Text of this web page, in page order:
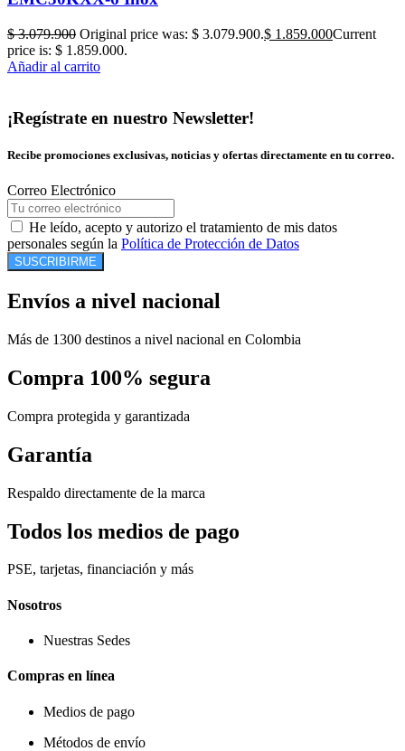
$3.079.900 Original price was: $ 3.079.900.$ 1.859.000Current
price is: $ 1.859.000.
Añadir al carrito
¡Regístrate en nuestro Newsletter!
Recibe promociones exclusivas, noticias y ofertas directamente en tu correo.
Correo Electrónico
He leído, acepto y autorizo el tratamiento de mis datos
personales según la Política de Protección de Datos
SUSCRIBIRME
Envíos a nivel nacional
Más de 1300 destinos a nivel nacional en Colombia
Compra 100% segura
Compra protegida y garantizada
Garantía
Respaldo directamente de la marca
Todos los medios de pago
PSE, tarjetas, financiación y más
Nosotros
Nuestras Sedes
Compras en línea
Medios de pago
Métodos de envío